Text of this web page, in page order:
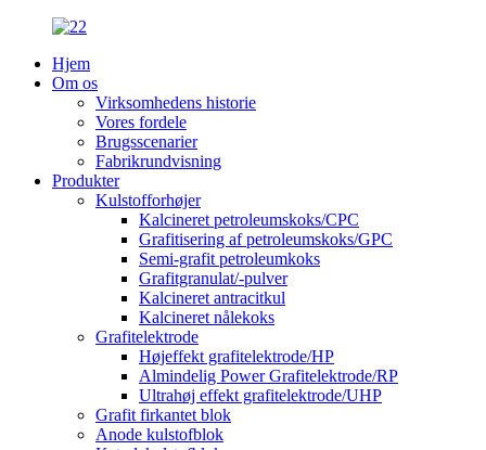
Hjem
Om os
Virksomhedens historie
Vores fordele
Brugsscenarier
Fabrikrundvisning
Produkter
Kulstofforhøjer
Kalcineret petroleumskoks/CPC
Grafitisering af petroleumskoks/GPC
Semi-grafit petroleumkoks
Grafitgranulat/-pulver
Kalcineret antracitkul
Kalcineret nålekoks
Grafitelektrode
Højeffekt grafitelektrode/HP
Almindelig Power Grafitelektrode/RP
Ultrahøj effekt grafitelektrode/UHP
Grafit firkantet blok
Anode kulstofblok